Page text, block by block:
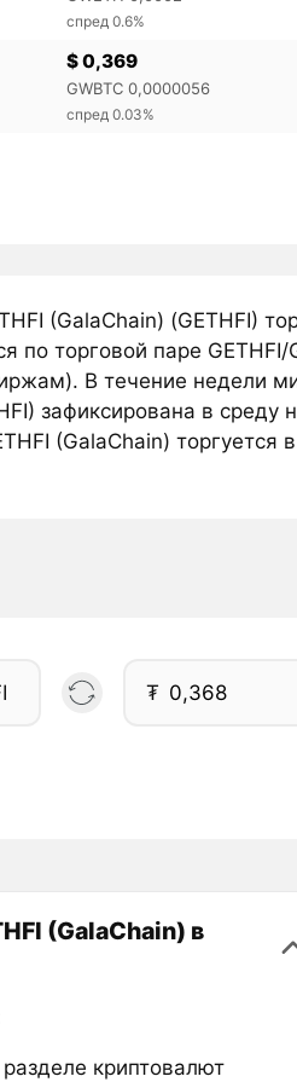
спред 0.6%
$ 0,369
GWBTC 0,0000056
спред 0.03%
(GalaChain) (GETHFI)
торговой паре GETHFI/
В течение недели
зафиксирована в среду
(GalaChain) торгуется
₮
(GalaChain) в
криптовалют